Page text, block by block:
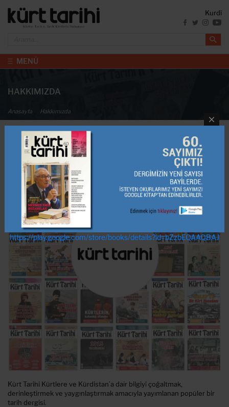
Kurdî
MENÜ
HAKKIMIZDA
Anasayfa Hakkımızda
Kürt Tarihi Kürtlere ve Kürdistan’a dair bilgiyi çoğaltmak,
derinleştirmek ve yaygınlaştırmak amacıyla yayımlanan popüler bir
tarih dergisi.
https://play.google.com/store/books/details?id=bZzbEQAAQBAJ